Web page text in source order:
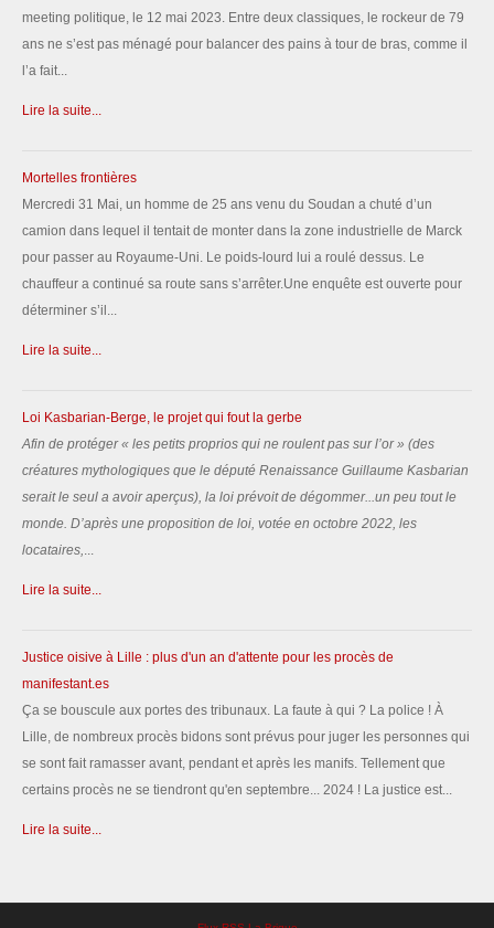
meeting politique, le 12 mai 2023. Entre deux classiques, le rockeur de 79
ans ne s’est pas ménagé pour balancer des pains à tour de bras, comme il
l’a fait...
Lire la suite...
Mortelles frontières
Mercredi 31 Mai, un homme de 25 ans venu du Soudan a chuté d’un
camion dans lequel il tentait de monter dans la zone industrielle de Marck
pour passer au Royaume-Uni. Le poids-lourd lui a roulé dessus. Le
chauffeur a continué sa route sans s’arrêter.Une enquête est ouverte pour
déterminer s’il...
Lire la suite...
Loi Kasbarian-Berge, le projet qui fout la gerbe
Afin de protéger « les petits proprios qui ne roulent pas sur l’or» (des
créatures mythologiques que le député Renaissance Guillaume Kasbarian
serait le seul a avoir aperçus), la loi prévoit de dégommer...un peu tout le
monde. D’après une proposition de loi, votée en octobre 2022, les
locataires,...
Lire la suite...
Justice oisive à Lille : plus d'un an d'attente pour les procès de
manifestant.es
Ça se bouscule aux portes des tribunaux. La faute à qui ? La police ! À
Lille, de nombreux procès bidons sont prévus pour juger les personnes qui
se sont fait ramasser avant, pendant et après les manifs. Tellement que
certains procès ne se tiendront qu'en septembre... 2024 ! La justice est...
Lire la suite...